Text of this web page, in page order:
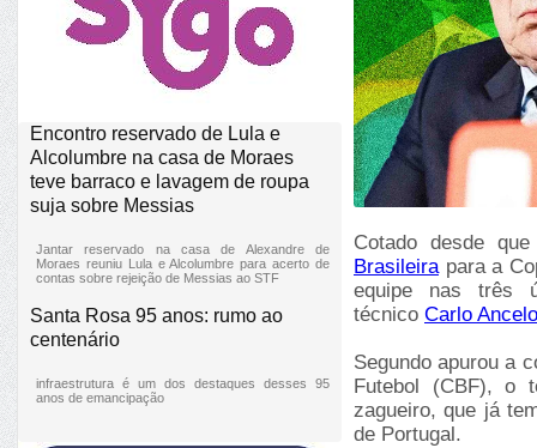
Encontro reservado de Lula e
Alcolumbre na casa de Moraes
teve barraco e lavagem de roupa
suja sobre Messias
Jantar reservado na casa de Alexandre de
Moraes reuniu Lula e Alcolumbre para acerto de
contas sobre rejeição de Messias ao STF
Santa Rosa 95 anos: rumo ao
centenário
infraestrutura é um dos destaques desses 95
anos de emancipação
Cotado desde
Brasileirapara a
equipe nas três
técnico Carlo
Segundo apurou a
Futebol (CBF), o
zagueiro, que já
de Portugal.